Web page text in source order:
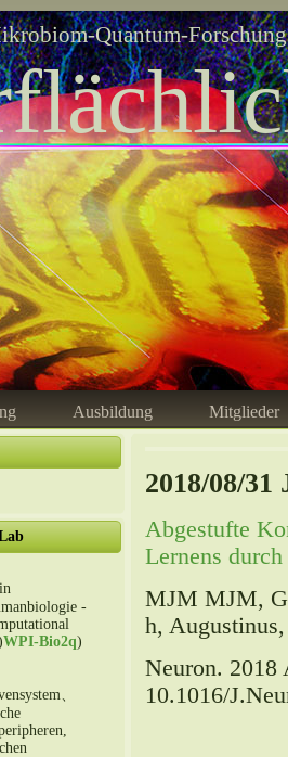
Quantum-
Ausbildung Mitglieder
-
WPI-Bio2q)
、
2018/08/
Abgestufte
Lernens
MJM MJM,
h,
Neuron. 2018
10.1016/